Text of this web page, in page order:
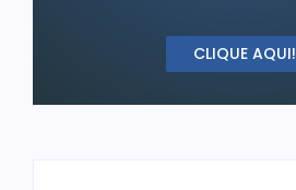
CLIQUE AQUI!